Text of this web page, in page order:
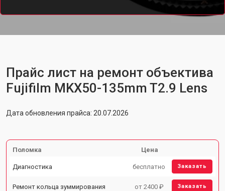
Прайс лист на ремонт объектива
Fujifilm MKX50-135mm T2.9 Lens
Дата обновления прайса: 20.07.2026
Поломка Цена
Диагностика бесплатно Заказать
Ремонт кольца зуммирования от 2400 ₽ Заказать